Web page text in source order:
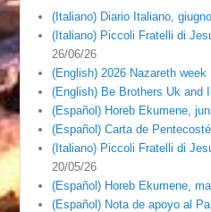
(Italiano) Diario Italiano,
(Italiano) Piccoli Fratelli di
26/06/26
(English) 2026 Nazareth week
(English) Be Brothers Uk and
(Español) Horeb Ekumene,
(Español) Carta de
(Italiano) Piccoli Fratelli di
20/05/26
(Español) Horeb Ekumene,
(Español) Nota de apoyo al